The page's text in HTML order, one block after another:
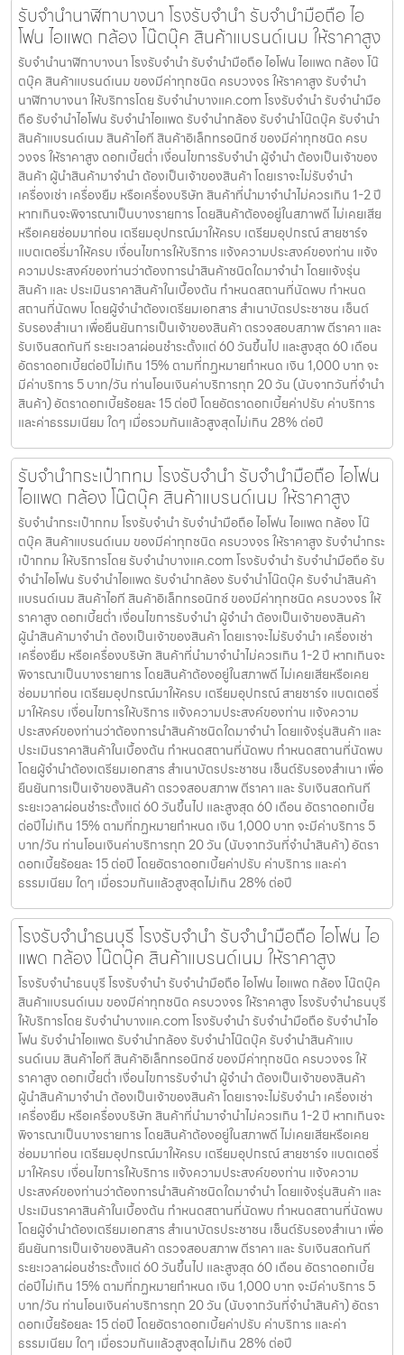
รับจำนำนาฬิกาบางนา โรงรับจำนำ รับจำนำมือถือ ไอ
โฟน ไอแพด กล้อง โน๊ตบุ๊ค สินค้าแบรนด์เนม ให้ราคาสูง
รับจำนำนาฬิกาบางนา โรงรับจำนำ รับจำนำมือถือ ไอโฟน ไอแพด กล้อง โน๊
ตบุ๊ค สินค้าแบรนด์เนม ของมีค่าทุกชนิด ครบวงจร ให้ราคาสูง รับจำนำ
นาฬิกาบางนา ให้บริการโดย รับจํานําบางแค.com โรงรับจำนำ รับจำนำมือ
ถือ รับจำนำไอโฟน รับจำนำไอแพด รับจำนำกล้อง รับจำนำโน๊ตบุ๊ค รับจำนำ
สินค้าแบรนด์เนม สินค้าไอที สินค้าอิเล็กทรอนิกซ์ ของมีค่าทุกชนิด ครบ
วงจร ให้ราคาสูง ดอกเบี้ยต่ำ เงื่อนไขการรับจำนำ ผู้จำนำ ต้องเป็นเจ้าของ
สินค้า ผู้นำสินค้ามาจำนำ ต้องเป็นเจ้าของสินค้า โดยเราจะไม่รับจำนำ
เครื่องเช่า เครื่องยืม หรือเครื่องบริษัท สินค้าที่นำมาจำนำไม่ควรเกิน 1-2 ปี
หากเกินจะพิจารณาเป็นบางรายการ โดยสินค้าต้องอยู่ในสภาพดี ไม่เคยเสีย
หรือเคยซ่อมมาก่อน เตรียมอุปกรณ์มาให้ครบ เตรียมอุปกรณ์ สายชาร์จ
แบตเตอรี่มาให้ครบ เงื่อนไขการให้บริการ แจ้งความประสงค์ของท่าน แจ้ง
ความประสงค์ของท่านว่าต้องการนำสินค้าชนิดใดมาจำนำ โดยแจ้งรุ่น
สินค้า และ ประเมินราคาสินค้าในเบื้องต้น กำหนดสถานที่นัดพบ กำหนด
สถานที่นัดพบ โดยผู้จำนำต้องเตรียมเอกสาร สำเนาบัตรประชาชน เซ็นต์
รับรองสำเนา เพื่อยืนยันการเป็นเจ้าของสินค้า ตรวจสอบสภาพ ตีราคา และ
รับเงินสดทันที ระยะเวลาผ่อนชำระตั้งแต่ 60 วันขึ้นไป และสูงสุด 60 เดือน
อัตราดอกเบี้ยต่อปีไม่เกิน 15% ตามที่กฏหมายกำหนด เงิน 1,000 บาท จะ
มีค่าบริการ 5 บาท/วัน ท่านโอนเงินค่าบริการทุก 20 วัน (นับจากวันที่จำนำ
สินค้า) อัตราดอกเบี้ยร้อยละ 15 ต่อปี โดยอัตราดอกเบี้ยค่าปรับ ค่าบริการ
และค่าธรรมเนียม ใดๆ เมื่อรวมกันแล้วสูงสุดไม่เกิน 28% ต่อปี
รับจำนำกระเป๋ากทม โรงรับจำนำ รับจำนำมือถือ ไอโฟน
ไอแพด กล้อง โน๊ตบุ๊ค สินค้าแบรนด์เนม ให้ราคาสูง
รับจำนำกระเป๋ากทม โรงรับจำนำ รับจำนำมือถือ ไอโฟน ไอแพด กล้อง โน๊
ตบุ๊ค สินค้าแบรนด์เนม ของมีค่าทุกชนิด ครบวงจร ให้ราคาสูง รับจำนำกระ
เป๋ากทม ให้บริการโดย รับจํานําบางแค.com โรงรับจำนำ รับจำนำมือถือ รับ
จำนำไอโฟน รับจำนำไอแพด รับจำนำกล้อง รับจำนำโน๊ตบุ๊ค รับจำนำสินค้า
แบรนด์เนม สินค้าไอที สินค้าอิเล็กทรอนิกซ์ ของมีค่าทุกชนิด ครบวงจร ให้
ราคาสูง ดอกเบี้ยต่ำ เงื่อนไขการรับจำนำ ผู้จำนำ ต้องเป็นเจ้าของสินค้า
ผู้นำสินค้ามาจำนำ ต้องเป็นเจ้าของสินค้า โดยเราจะไม่รับจำนำ เครื่องเช่า
เครื่องยืม หรือเครื่องบริษัท สินค้าที่นำมาจำนำไม่ควรเกิน 1-2 ปี หากเกินจะ
พิจารณาเป็นบางรายการ โดยสินค้าต้องอยู่ในสภาพดี ไม่เคยเสียหรือเคย
ซ่อมมาก่อน เตรียมอุปกรณ์มาให้ครบ เตรียมอุปกรณ์ สายชาร์จ แบตเตอรี่
มาให้ครบ เงื่อนไขการให้บริการ แจ้งความประสงค์ของท่าน แจ้งความ
ประสงค์ของท่านว่าต้องการนำสินค้าชนิดใดมาจำนำ โดยแจ้งรุ่นสินค้า และ
ประเมินราคาสินค้าในเบื้องต้น กำหนดสถานที่นัดพบ กำหนดสถานที่นัดพบ
โดยผู้จำนำต้องเตรียมเอกสาร สำเนาบัตรประชาชน เซ็นต์รับรองสำเนา เพื่อ
ยืนยันการเป็นเจ้าของสินค้า ตรวจสอบสภาพ ตีราคา และ รับเงินสดทันที
ระยะเวลาผ่อนชำระตั้งแต่ 60 วันขึ้นไป และสูงสุด 60 เดือน อัตราดอกเบี้ย
ต่อปีไม่เกิน 15% ตามที่กฏหมายกำหนด เงิน 1,000 บาท จะมีค่าบริการ 5
บาท/วัน ท่านโอนเงินค่าบริการทุก 20 วัน (นับจากวันที่จำนำสินค้า) อัตรา
ดอกเบี้ยร้อยละ 15 ต่อปี โดยอัตราดอกเบี้ยค่าปรับ ค่าบริการ และค่า
ธรรมเนียม ใดๆ เมื่อรวมกันแล้วสูงสุดไม่เกิน 28% ต่อปี
โรงรับจำนำธนบุรี โรงรับจำนำ รับจำนำมือถือ ไอโฟน ไอ
แพด กล้อง โน๊ตบุ๊ค สินค้าแบรนด์เนม ให้ราคาสูง
โรงรับจำนำธนบุรี โรงรับจำนำ รับจำนำมือถือ ไอโฟน ไอแพด กล้อง โน๊ตบุ๊ค
สินค้าแบรนด์เนม ของมีค่าทุกชนิด ครบวงจร ให้ราคาสูง โรงรับจำนำธนบุรี
ให้บริการโดย รับจํานําบางแค.com โรงรับจำนำ รับจำนำมือถือ รับจำนำไอ
โฟน รับจำนำไอแพด รับจำนำกล้อง รับจำนำโน๊ตบุ๊ค รับจำนำสินค้าแบ
รนด์เนม สินค้าไอที สินค้าอิเล็กทรอนิกซ์ ของมีค่าทุกชนิด ครบวงจร ให้
ราคาสูง ดอกเบี้ยต่ำ เงื่อนไขการรับจำนำ ผู้จำนำ ต้องเป็นเจ้าของสินค้า
ผู้นำสินค้ามาจำนำ ต้องเป็นเจ้าของสินค้า โดยเราจะไม่รับจำนำ เครื่องเช่า
เครื่องยืม หรือเครื่องบริษัท สินค้าที่นำมาจำนำไม่ควรเกิน 1-2 ปี หากเกินจะ
พิจารณาเป็นบางรายการ โดยสินค้าต้องอยู่ในสภาพดี ไม่เคยเสียหรือเคย
ซ่อมมาก่อน เตรียมอุปกรณ์มาให้ครบ เตรียมอุปกรณ์ สายชาร์จ แบตเตอรี่
มาให้ครบ เงื่อนไขการให้บริการ แจ้งความประสงค์ของท่าน แจ้งความ
ประสงค์ของท่านว่าต้องการนำสินค้าชนิดใดมาจำนำ โดยแจ้งรุ่นสินค้า และ
ประเมินราคาสินค้าในเบื้องต้น กำหนดสถานที่นัดพบ กำหนดสถานที่นัดพบ
โดยผู้จำนำต้องเตรียมเอกสาร สำเนาบัตรประชาชน เซ็นต์รับรองสำเนา เพื่อ
ยืนยันการเป็นเจ้าของสินค้า ตรวจสอบสภาพ ตีราคา และ รับเงินสดทันที
ระยะเวลาผ่อนชำระตั้งแต่ 60 วันขึ้นไป และสูงสุด 60 เดือน อัตราดอกเบี้ย
ต่อปีไม่เกิน 15% ตามที่กฏหมายกำหนด เงิน 1,000 บาท จะมีค่าบริการ 5
บาท/วัน ท่านโอนเงินค่าบริการทุก 20 วัน (นับจากวันที่จำนำสินค้า) อัตรา
ดอกเบี้ยร้อยละ 15 ต่อปี โดยอัตราดอกเบี้ยค่าปรับ ค่าบริการ และค่า
ธรรมเนียม ใดๆ เมื่อรวมกันแล้วสูงสุดไม่เกิน 28% ต่อปี